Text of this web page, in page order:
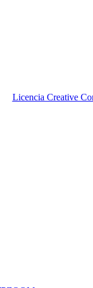
Licencia Creative